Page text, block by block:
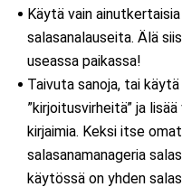
Käytä vain
salasanalauseita. Älä
useassa paikassa!
Taivuta sanoja, tai
”kirjoitusvirheitä” ja
kirjaimia. Keksi itse
salasanamanageria
käytössä on yhden